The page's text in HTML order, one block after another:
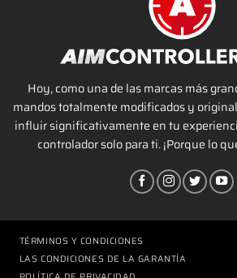
Hoy, como una de las marcas más
mandos totalmente modificados y
influir significativamente en tu
controlador solo para ti. ¡Porque lo
TÉRMINOS Y CONDICIONES
LAS CONDICIONES DE LA GARANTÍA